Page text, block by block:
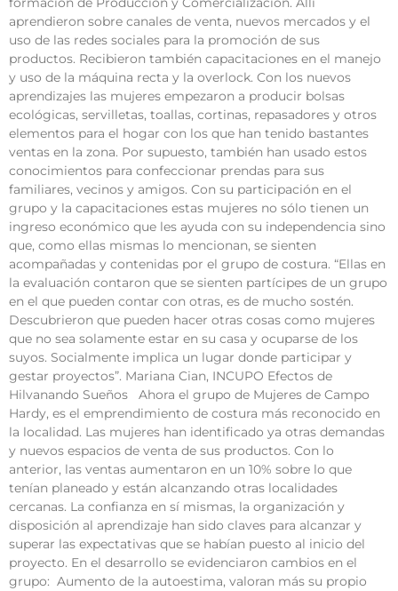
aprendieron sobre canales de venta, nuevos mercados y el
uso de las redes sociales para la promoción de sus
productos. Recibieron también capacitaciones en el manejo
y uso de la máquina recta y la overlock. Con los nuevos
aprendizajes las mujeres empezaron a producir bolsas
ecológicas, servilletas, toallas, cortinas, repasadores y otros
elementos para el hogar con los que han tenido bastantes
ventas en la zona. Por supuesto, también han usado estos
conocimientos para confeccionar prendas para sus
familiares, vecinos y amigos. Con su participación en el
grupo y la capacitaciones estas mujeres no sólo tienen un
ingreso económico que les ayuda con su independencia sino
que, como ellas mismas lo mencionan, se sienten
acompañadas y contenidas por el grupo de costura. “Ellas en
la evaluación contaron que se sienten partícipes de un grupo
en el que pueden contar con otras, es de mucho sostén.
Descubrieron que pueden hacer otras cosas como mujeres
que no sea solamente estar en su casa y ocuparse de los
suyos. Socialmente implica un lugar donde participar y
gestar proyectos”. Mariana Cian, INCUPO Efectos de
Hilvanando Sueños Ahora el grupo de Mujeres de Campo
Hardy, es el emprendimiento de costura más reconocido en
la localidad. Las mujeres han identificado ya otras demandas
y nuevos espacios de venta de sus productos. Con lo
anterior, las ventas aumentaron en un 10% sobre lo que
tenían planeado y están alcanzando otras localidades
cercanas. La confianza en sí mismas, la organización y
disposición al aprendizaje han sido claves para alcanzar y
superar las expectativas que se habían puesto al inicio del
proyecto. En el desarrollo se evidenciaron cambios en el
grupo: Aumento de la autoestima, valoran más su propio